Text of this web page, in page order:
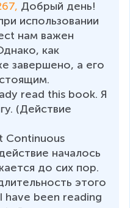
Добрый день!
использовании
нам важен
как
завершено, а его
read this book. Я
(Действие
Continuous
началось
до сих пор.
этого
have been reading